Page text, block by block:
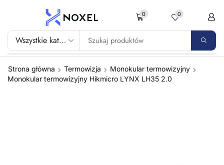
0 0
Strona główna Termowizja
Monokular termowizyjny
Monokular termowizyjny Hikmicro LYNX LH35 2.0